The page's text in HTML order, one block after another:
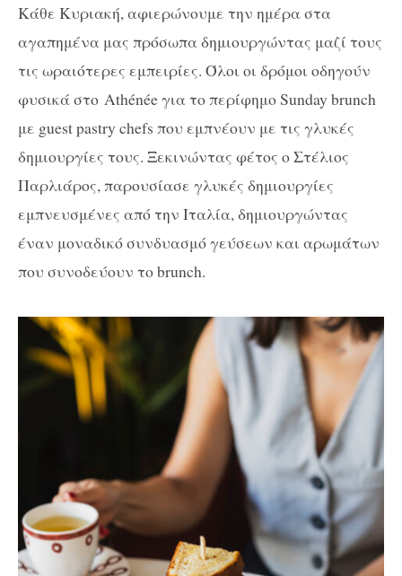
Κάθε Κυριακή, αφιερώνουμε την ημέρα στα
αγαπημένα μας πρόσωπα δημιουργώντας μαζί τους
τις ωραιότερες εμπειρίες. Όλοι οι δρόμοι οδηγούν
φυσικά στο Athénée για το περίφημο Sunday brunch
με guest pastry chefs που εμπνέουν με τις γλυκές
δημιουργίες τους. Ξεκινώντας φέτος ο Στέλιος
Παρλιάρος, παρουσίασε γλυκές δημιουργίες
εμπνευσμένες από την Ιταλία, δημιουργώντας
έναν μοναδικό συνδυασμό γεύσεων και αρωμάτων
που συνοδεύουν το brunch.